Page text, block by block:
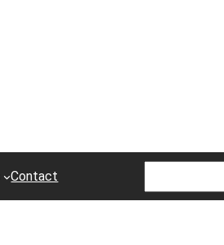
Contact